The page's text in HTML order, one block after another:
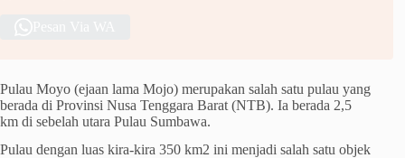
Pulau Moyo (ejaan lama Mojo) merupakan salah satu pulau yang
berada di Provinsi Nusa Tenggara Barat (NTB). Ia berada 2,5
km di sebelah utara Pulau Sumbawa.
Pulau dengan luas kira-kira 350 km2 ini menjadi salah satu objek